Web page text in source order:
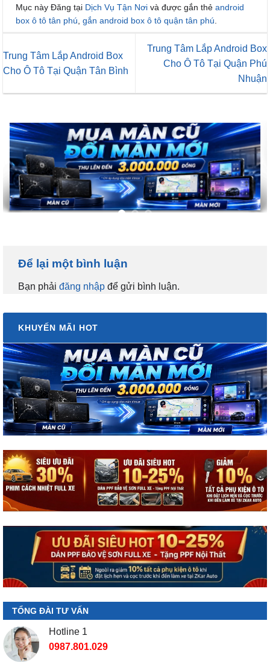
Mục này Đăng tại Dịch Vụ Tận Nơi và được gắn thẻ android
box ô tô tân phú gắn android box ô tô quận tân phú
Trung Tâm Lắp Android Box
Cho Ô Tô Tại Quận Tân Bình
Trung Tâm Lắp Android Box
Cho Ô Tô Tại Quận Phú
Nhuận
Để lại một bình luận
Bạn phải đăng nhập để gửi bình luận.
KHUYẾN MÃI HOT
TỔNG ĐÀI TƯ VẤN
Hotline 1
0987.801.029